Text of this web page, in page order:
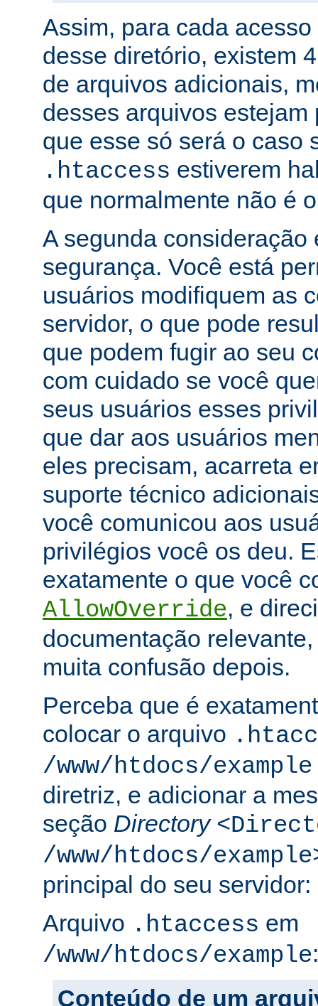
Assim, para cada
desse diretório, existem
de arquivos adicionais,
desses arquivos estejam
que esse só será o caso
.htaccess estiverem
que normalmente não é
A segunda consideração
segurança. Você está
usuários modifiquem as
servidor, o que pode
que podem fugir ao seu
com cuidado se você
seus usuários esses
que dar aos usuários
eles precisam, acarreta
suporte técnico
você comunicou aos
privilégios você os deu.
exatamente o que você
AllowOverride, e
documentação
muita confusão depois.
Perceba que é
colocar o arquivo
/www/htdocs/example
diretriz, e adicionar a
seção Directory
/www/htdocs/
principal do seu servidor:
Arquivo .htaccess em
/www/htdocs/example:
Conteúdo de um